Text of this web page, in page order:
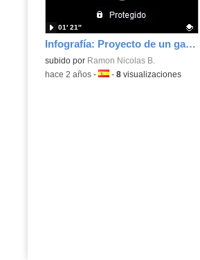
Infografía: Proyecto de un garaje domótico
Contenido educativo.
subido por Ramon Nicolas B.
01′ 21″
-hace 2 años- Idioma:
- 8visualizaciones